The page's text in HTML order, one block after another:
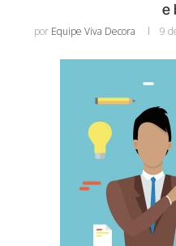
e
por Equipe Viva Decora 9